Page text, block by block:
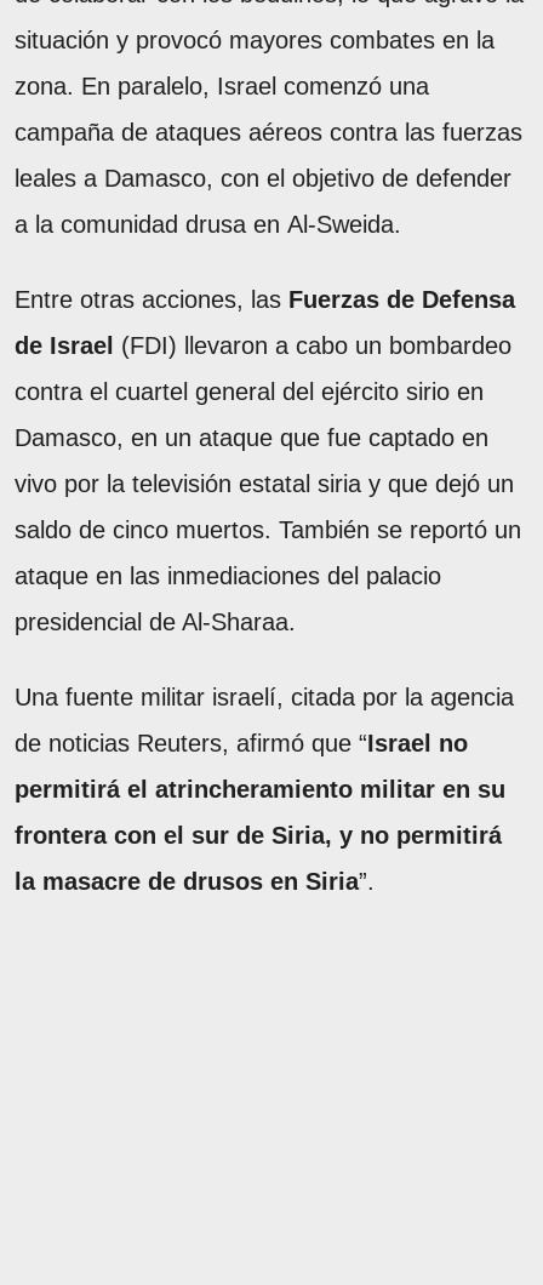
situación y provocó mayores combates en la
zona. En paralelo, Israel comenzó una
campaña de ataques aéreos contra las fuerzas
leales a Damasco, con el objetivo de defender
a la comunidad drusa en Al-Sweida.
Entre otras acciones, las Fuerzas de Defensa
de Israel (FDI) llevaron a cabo un bombardeo
contra el cuartel general del ejército sirio en
Damasco, en un ataque que fue captado en
vivo por la televisión estatal siria y que dejó un
saldo de cinco muertos. También se reportó un
ataque en las inmediaciones del palacio
presidencial de Al-Sharaa.
Una fuente militar israelí, citada por la agencia
de noticias Reuters, afirmó que “Israel no
permitirá el atrincheramiento militar en su
frontera con el sur de Siria, y no permitirá
la masacre de drusos en Siria”.